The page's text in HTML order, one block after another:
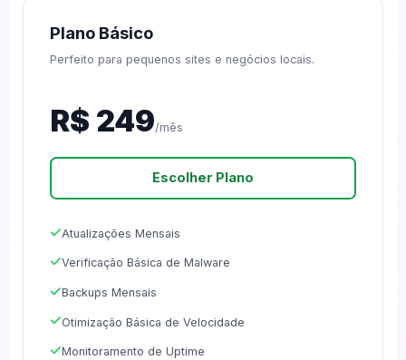
Plano Básico
Perfeito para pequenos sites e negócios locais.
R$ 249/mês
Escolher Plano
Atualizações Mensais
Verificação Básica de Malware
Backups Mensais
Otimização Básica de Velocidade
Monitoramento de Uptime